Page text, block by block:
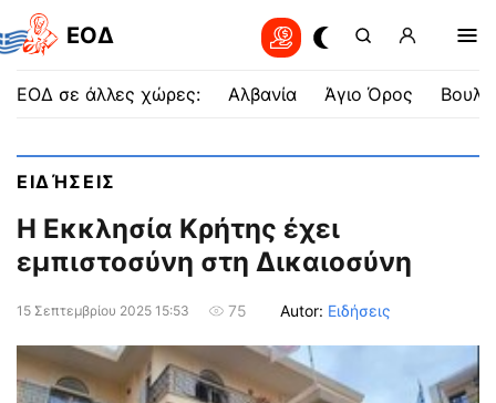
EOΔ
ΕΟΔ σε άλλες χώρες: Αλβανία Άγιο Όρος
ΕΙΔΉΣΕΙΣ
Η Εκκλησία Κρήτης έχει
εμπιστοσύνη στη Δικαιοσύνη
15 Σεπτεμβρίου 2025 15:53 75 Autor: Ειδήσεις